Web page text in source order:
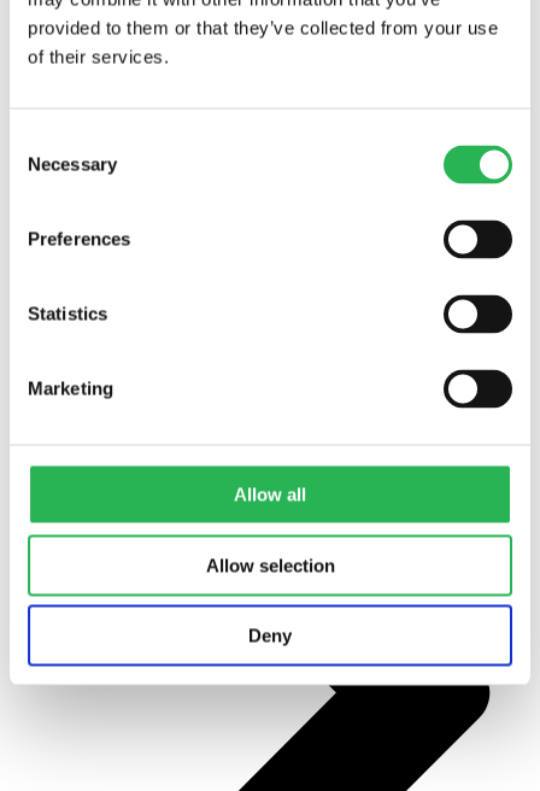
provided to them or that they’ve collected from your use
of their services.
Selection
Necessary
Preferences
Statistics
Marketing
Allow all
Allow selection
Deny
Alle projekter